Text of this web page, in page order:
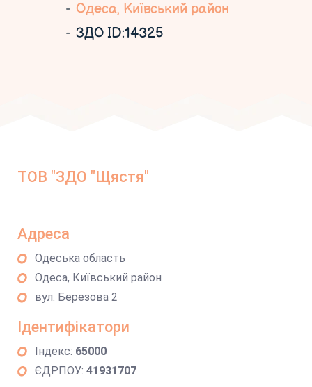
Одеса, Київський район
ЗДО ID:14325
ТОВ "ЗДО "Щястя"
Адреса
Одеська область
Одеса, Київський район
вул. Березова 2
Ідентифікатори
Індекс: 65000
ЄДРПОУ: 41931707